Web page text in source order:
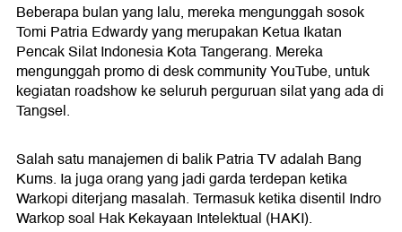
Beberapa bulan yang lalu, mereka mengunggah sosok
Tomi Patria Edwardy yang merupakan Ketua Ikatan
Pencak Silat Indonesia Kota Tangerang. Mereka
mengunggah promo di desk community YouTube, untuk
kegiatan roadshow ke seluruh perguruan silat yang ada di
Tangsel.
Salah satu manajemen di balik Patria TV adalah Bang
Kums. Ia juga orang yang jadi garda terdepan ketika
Warkopi diterjang masalah. Termasuk ketika disentil Indro
Warkop soal Hak Kekayaan Intelektual (HAKI).